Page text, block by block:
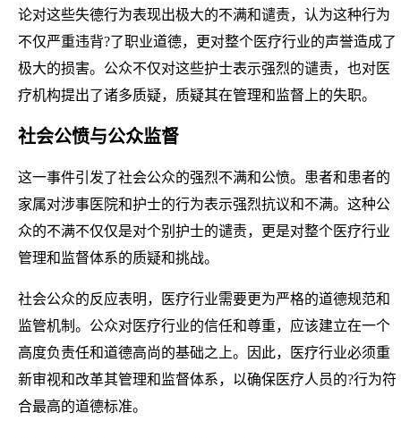
论对这些失德行为表现出极大的不满和谴责，认为这种行为
不仅严重违背?了职业道德，更对整个医疗行业的声誉造成了
极大的损害。公众不仅对这些护士表示强烈的谴责，也对医
疗机构提出了诸多质疑，质疑其在管理和监督上的失职。
社会公愤与公众监督
这一事件引发了社会公众的强烈不满和公愤。患者和患者的
家属对涉事医院和护士的行为表示强烈抗议和不满。这种公
众的不满不仅仅是对个别护士的谴责，更是对整个医疗行业
管理和监督体系的质疑和挑战。
社会公众的反应表明，医疗行业需要更为严格的道德规范和
监管机制。公众对医疗行业的信任和尊重，应该建立在一个
高度负责任和道德高尚的基础之上。因此，医疗行业必须重
新审视和改革其管理和监督体系，以确保医疗人员的?行为符
合最高的道德标准。